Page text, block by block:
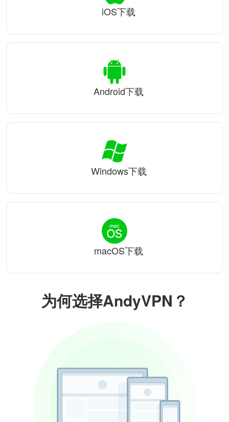
为何选择AndyVPN？
iOS下载
Android下载
Windows下载
macOS下载